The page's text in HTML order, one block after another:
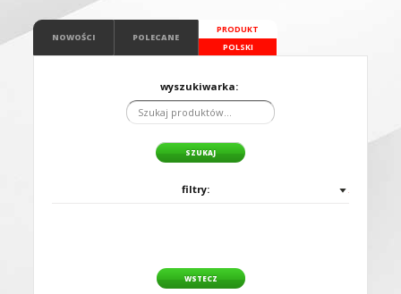
NOWOŚCI POLECANE
PRODUKT
POLSKI
wyszukiwarka:
filtry:
WSTECZ